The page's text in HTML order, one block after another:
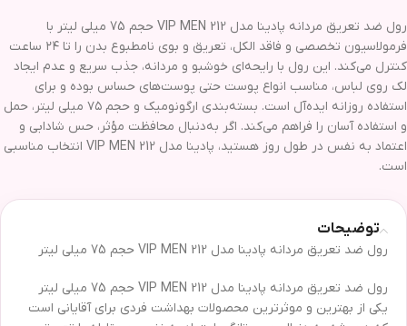
رول ضد تعریق مردانه پادینا مدل VIP MEN 212 حجم 75 میلی لیتر با
فرمولاسیون تخصصی و فاقد الکل، تعریق و بوی نامطبوع بدن را تا ۲۴ ساعت
کنترل می‌کند. این رول با رایحه‌ای خوشبو و مردانه، جذب سریع و عدم ایجاد
لک روی لباس، مناسب انواع پوست حتی پوست‌های حساس بوده و برای
استفاده روزانه ایده‌آل است. بسته‌بندی ارگونومیک و حجم ۷۵ میلی لیتر، حمل
و استفاده آسان را فراهم می‌کند. اگر به‌دنبال محافظت مؤثر، حس شادابی و
اعتماد به نفس در طول روز هستید، پادینا مدل VIP MEN 212 انتخاب مناسبی
است.
توضیحات
رول ضد تعریق مردانه پادینا مدل VIP MEN 212 حجم 75 میلی لیتر
رول ضد تعریق مردانه پادینا مدل VIP MEN 212 حجم 75 میلی لیتر
یکی از بهترین و موثرترین محصولات بهداشت فردی برای آقایانی است